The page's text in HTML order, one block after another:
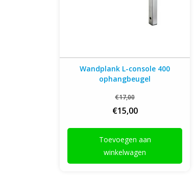
Wandplank L-console 400
ophangbeugel
€17,00
€15,00
Toevoegen aan
winkelwagen